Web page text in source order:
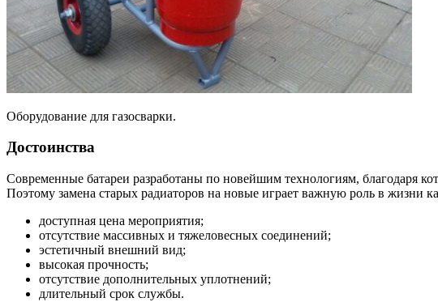
Оборудование для газосварки.
Достоинства
Современные батареи разработаны по новейшим технологиям, благодаря
Поэтому замена старых радиаторов на новые играет важную роль в жизни
доступная цена мероприятия;
отсутствие массивных и тяжеловесных соединений;
эстетичный внешний вид;
высокая прочность;
отсутствие дополнительных уплотнений;
длительный срок службы.